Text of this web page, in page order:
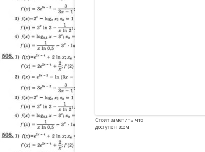
Стоит заметить что
доступен всем.